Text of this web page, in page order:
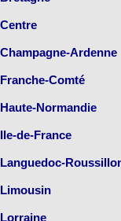
Centre
Champagne-Ardenne
Franche-Comté
Haute-Normandie
Ile-de-France
Languedoc-
Limousin
Lorraine